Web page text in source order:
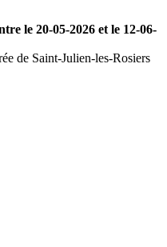
le 20-05-2026 et le 12-06-
de Saint-Julien-les-Rosiers